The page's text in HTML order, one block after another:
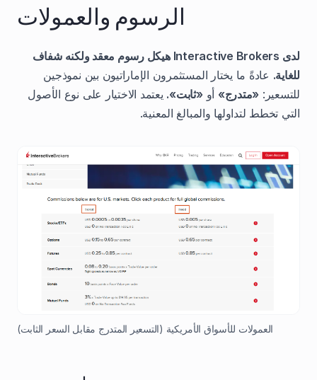
الرسوم والعمولات
لدى Interactive Brokers هيكل رسوم معقد ولكنه شفاف
للغاية. عادةً ما يختار المستثمرون الإماراتيون بين نموذجين
للتسعير: «متدرج» أو «ثابت». يعتمد الاختيار على نوع الأصول
التي تخطط لتداولها والمبالغ المعنية.
العمولات للأسواق الأمريكية (التسعير المتدرج مقابل السعر الثابت)